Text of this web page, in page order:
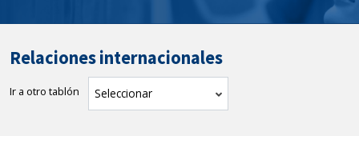
Relaciones internacionales
Ir a otro tablón Seleccionar tablón